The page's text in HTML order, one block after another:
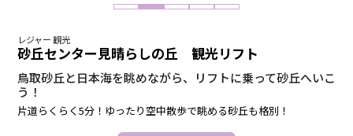
レジャー 観光
砂丘センター見晴らしの丘 観光リフト
鳥取砂丘と日本海を眺めながら、リフトに乗って砂丘へいこ
う！
片道らくらく5分！ゆったり空中散歩で眺める砂丘も格別！